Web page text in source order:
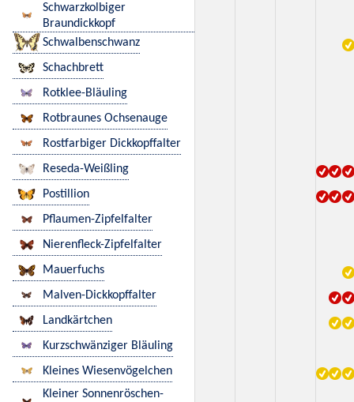
Schwarzkolbiger
Braundickkopf
Schwalbenschwanz
Schachbrett
Rotklee-Bläuling
Rotbraunes Ochsenauge
Rostfarbiger Dickkopffalter
Reseda-Weißling
Postillion
Pflaumen-Zipfelfalter
Nierenfleck-Zipfelfalter
Mauerfuchs
Malven-Dickkopffalter
Landkärtchen
Kurzschwänziger Bläuling
Kleines Wiesenvögelchen
Kleiner Sonnenröschen-